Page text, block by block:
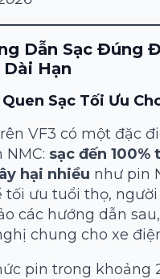
Dẫn Sạc Đúng
Dài Hạn
Sạc Tối Ưu
VF3 có một đặc
NMC: sạc đến
hại nhiều như pin
tối ưu tuổi thọ,
các hướng dẫn
chung cho xe
pin trong khoảng